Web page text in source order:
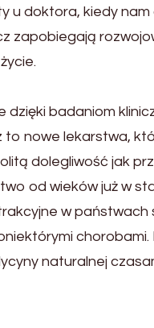
u doktora, kiedy
zapobiegają
badaniom
nowe lekarstwa,
dolegliwość jak
od wieków już w
w państwach
naturalnej